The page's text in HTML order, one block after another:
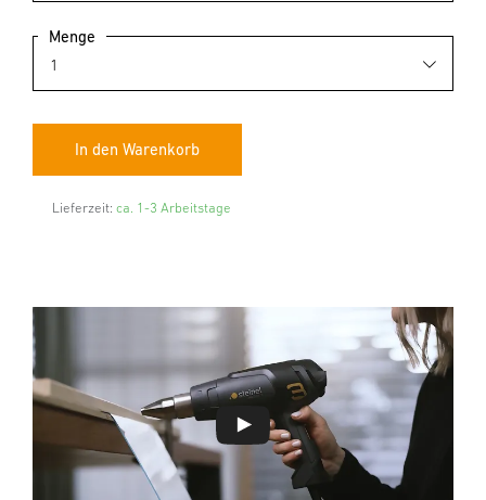
Menge
Lieferzeit: ca. 1-3 Arbeitstage